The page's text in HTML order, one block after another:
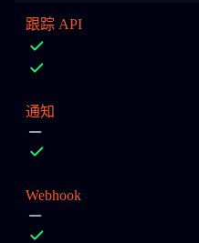
跟踪 API
通知
Webhook